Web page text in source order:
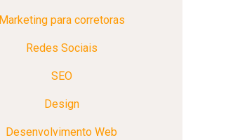
Marketing para corretoras
Redes Sociais
SEO
Design
Desenvolvimento Web